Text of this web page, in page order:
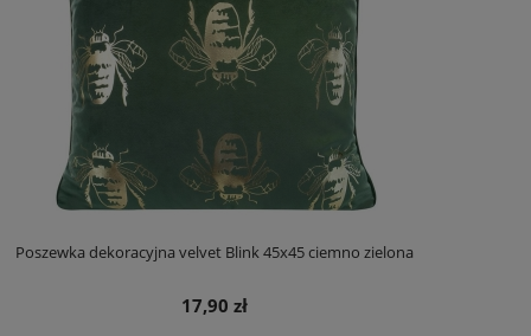
Poszewka dekoracyjna velvet Blink 45x45 ciemno zielona
17,90 zł